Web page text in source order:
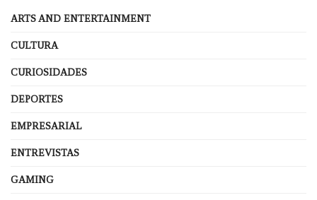
ARTS AND ENTERTAINMENT
CULTURA
CURIOSIDADES
DEPORTES
EMPRESARIAL
ENTREVISTAS
GAMING